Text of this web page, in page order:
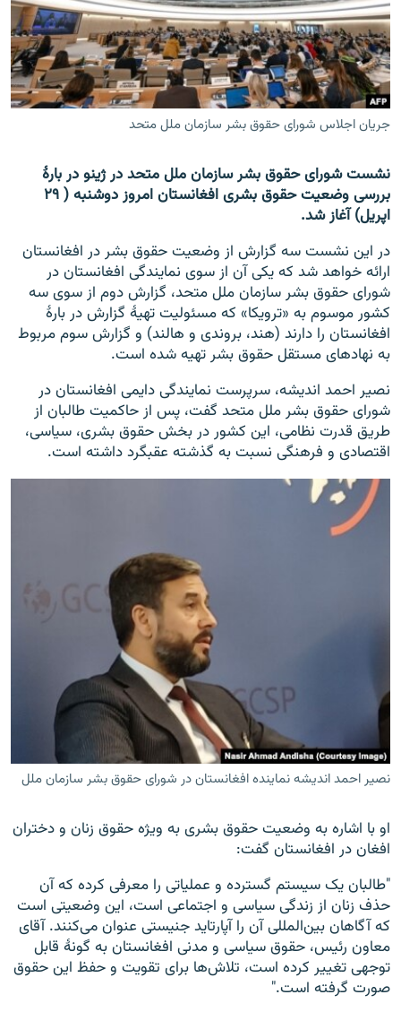
تماس
صفحه پشتو
Azadi English
همۀ سایت‌های رادیو آزادی/ رادیو اروپای آزاد
جریان اجلاس شورای حقوق بشر سازمان ملل متحد
نشست شورای حقوق بشر سازمان ملل متحد در ژینو در بارۀ
بررسی وضعیت حقوق بشری افغانستان امروز دوشنبه ( ۲۹
اپریل) آغاز شد.
در این نشست سه گزارش از وضعیت حقوق بشر در افغانستان
ارائه خواهد شد که یکی آن از سوی نمایندگی افغانستان در
شورای حقوق بشر سازمان ملل متحد، گزارش دوم از سوی سه
کشور موسوم به «ترویکا» که مسئولیت تهیۀ گزارش در بارۀ
افغانستان را دارند (هند، بروندی و هالند) و گزارش سوم مربوط
به نهادهای مستقل حقوق بشر تهیه شده است.
نصیر احمد اندیشه، سرپرست نمایندگی دایمی افغانستان در
شورای حقوق بشر ملل متحد گفت، پس از حاکمیت طالبان از
طریق قدرت نظامی، این کشور در بخش حقوق بشری، سیاسی،
اقتصادی و فرهنگی نسبت به گذشته عقبگرد داشته است.
نصیر احمد اندیشه نماینده افغانستان در شورای حقوق بشر سازمان ملل
او با اشاره به وضعیت حقوق بشری به ویژه حقوق زنان و دختران
افغان در افغانستان گفت:
"طالبان یک سیستم گسترده و عملیاتی را معرفی کرده که آن
حذف زنان از زندگی سیاسی و اجتماعی است، این وضعیتی است
که آگاهان بین‌المللی آن را آپارتاید جنیستی عنوان می‌کنند. آقای
معاون رئیس، حقوق سیاسی و مدنی افغانستان به گونهٔ قابل
توجهی تغییر کرده است، تلاش‌ها برای تقویت و حفظ این حقوق
صورت گرفته است."